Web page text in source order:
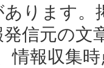
ります。
信元の文
情報収集